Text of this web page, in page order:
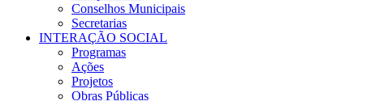
Conselhos Municipais
Secretarias
INTERAÇÃO SOCIAL
Programas
Ações
Projetos
Obras Públicas